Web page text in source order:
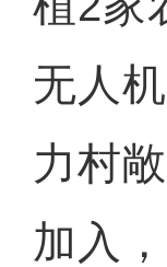
无人
力村
加入